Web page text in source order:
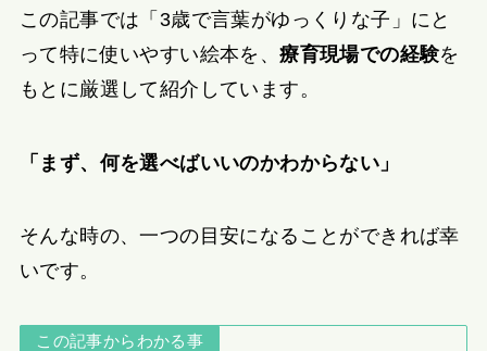
この記事では「3歳で言葉がゆっくりな子」にと
って特に使いやすい絵本を、療育現場での経験を
もとに厳選して紹介しています。
「まず、何を選べばいいのかわからない」
そんな時の、一つの目安になることができれば幸
いです。
この記事からわかる事